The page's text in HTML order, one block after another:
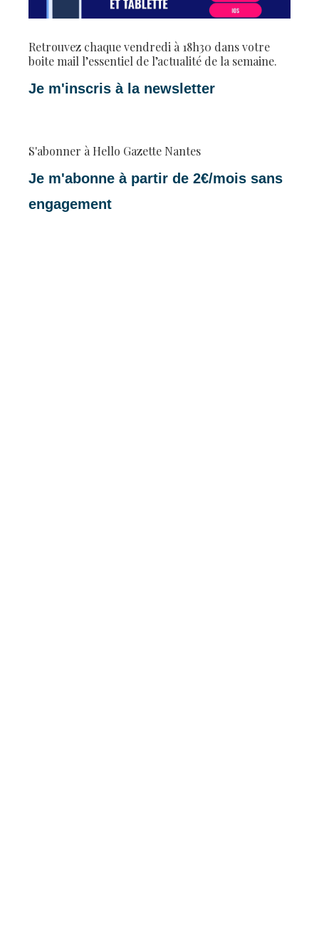
Retrouvez chaque vendredi à 18h30 dans votre
boite mail l’essentiel de l’actualité de la semaine.
Je m'inscris à la newsletter
S'abonner à Hello Gazette Nantes
Je m'abonne à partir de 2€/mois sans
engagement